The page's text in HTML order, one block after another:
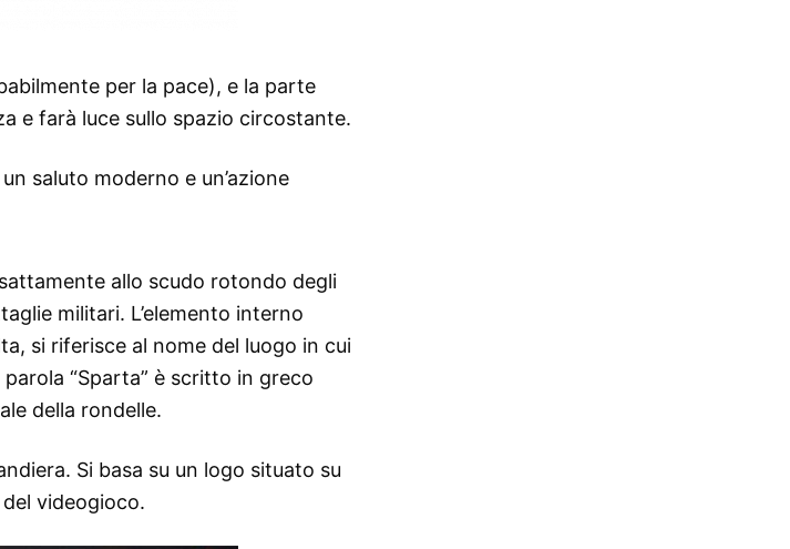
per la pace), e la parte
e farà luce sullo spazio circostante.
saluto moderno e un’azione
allo scudo rotondo degli
militari. L’elemento interno
si riferisce al nome del luogo in cui
“Sparta” è scritto in greco
della rondelle.
Si basa su un logo situato su
videogioco.